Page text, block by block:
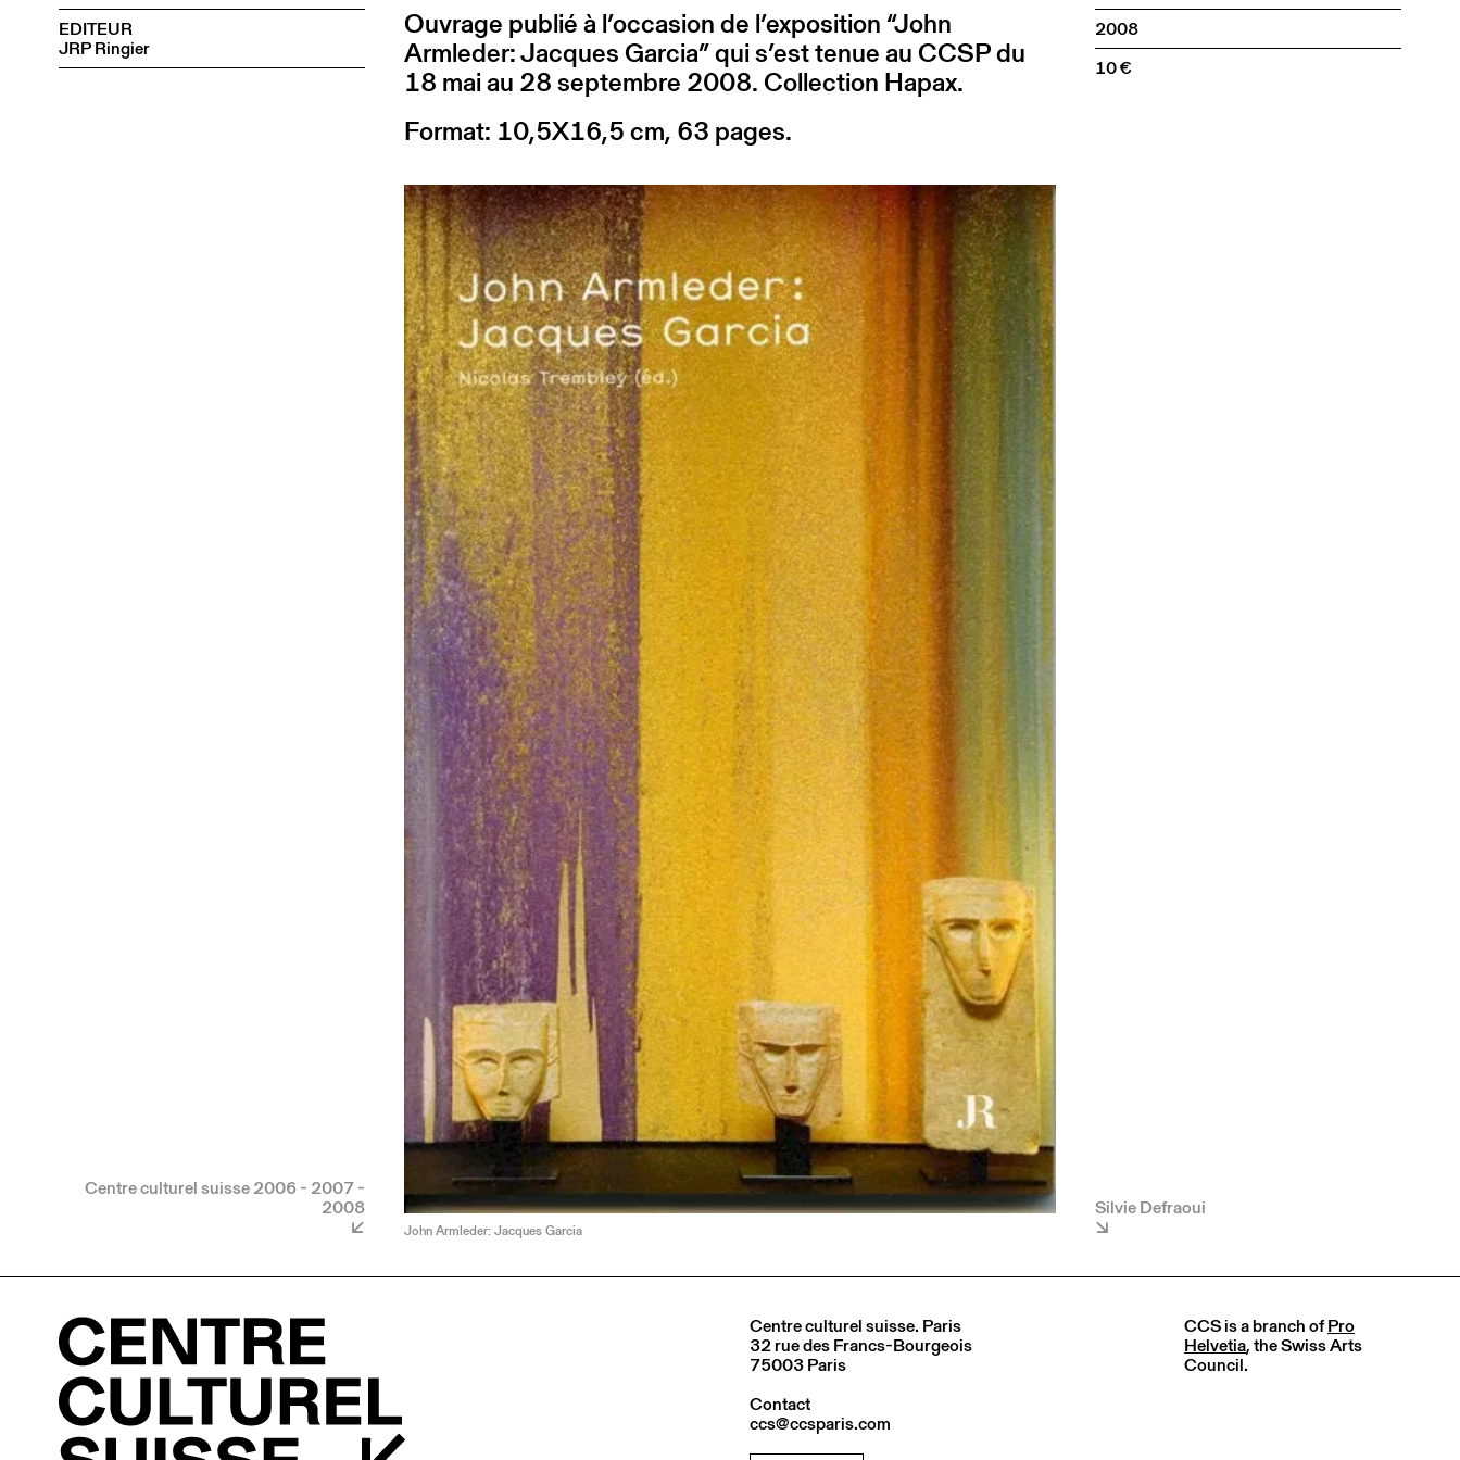
EDITEUR
JRP Ringier
Centre culturel suisse 2006 - 2007 -
2008
Ouvrage publié à l’occasion de l’exposition “John
Armleder: Jacques Garcia” qui s’est tenue au CCSP du
18 mai au 28 septembre 2008. Collection Hapax.
Format: 10,5X16,5 cm, 63 pages.
John Armleder: Jacques Garcia
2008
10
Silvie Defraoui
Centre culturel suisse. Paris
32 rue des Francs-Bourgeois
75003 Paris
Contact
ccs@ccsparis.com
CCS is a branch ofPro
Helvetia, the Swiss Arts
Council.